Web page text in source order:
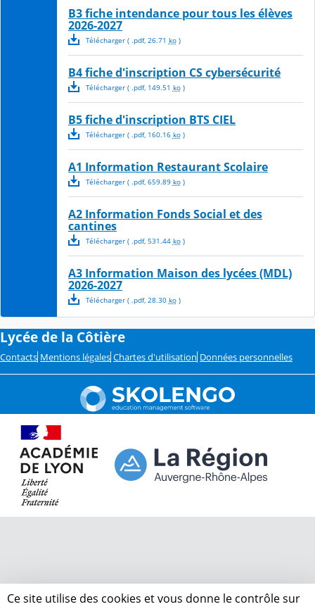
B3 fiche intendance pour tous les élèves
2026-2027
Télécharger( .pdf, 26.71 ko)
B4 fiche d'inscription CS cybersécurité
Télécharger( .pdf, 149.51 ko)
B5 fiche d'inscription BTS CIEL
Télécharger( .pdf, 160.16 ko)
A1 Information Restaurant Scolaire
Télécharger( .pdf, 659.89 ko)
A2 Information Fonds Social et des
cantines
Télécharger( .pdf, 531.44 ko)
A3 Information Maison des lycées (MDL)
2026-2027
Télécharger( .pdf, 28.30 ko)
Lycée de la Côtière
Contacts Mentions légales Chartes d'utilisation Données personnelles
Ce site utilise des cookies et vous donne le contrôle sur